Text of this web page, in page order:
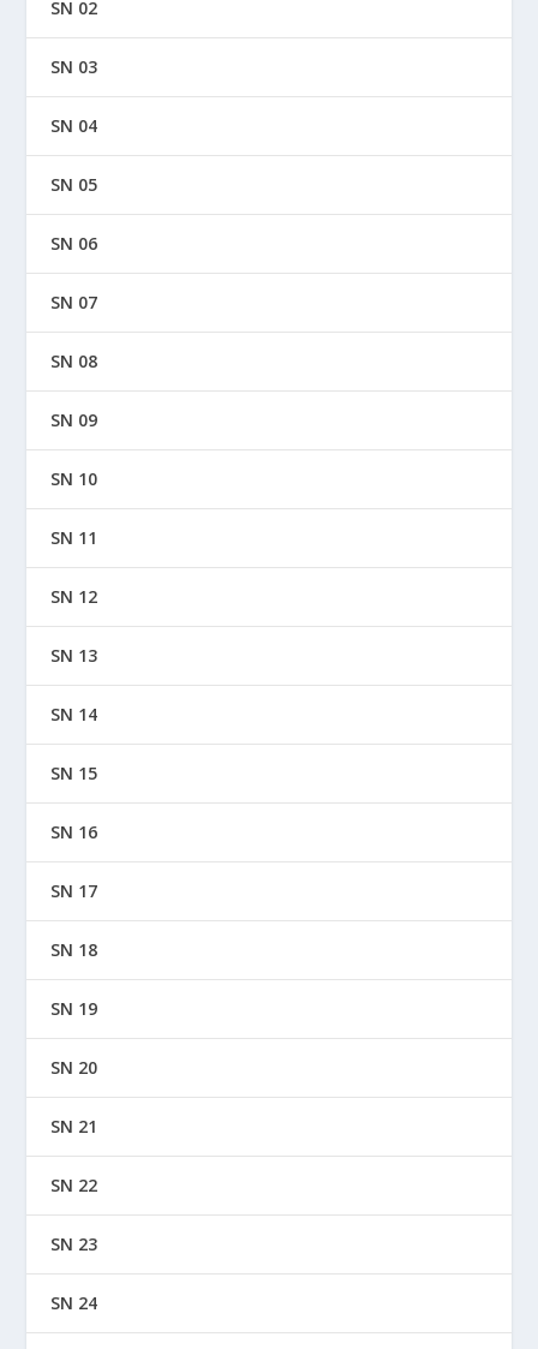
SN 02
SN 03
SN 04
SN 05
SN 06
SN 07
SN 08
SN 09
SN 10
SN 11
SN 12
SN 13
SN 14
SN 15
SN 16
SN 17
SN 18
SN 19
SN 20
SN 21
SN 22
SN 23
SN 24